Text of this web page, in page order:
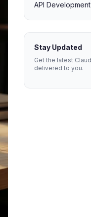
API
Stay Updated
Get the latest
delivered to you.